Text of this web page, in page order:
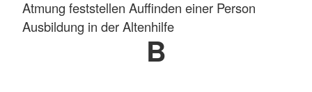
Atmung feststellen Auffinden einer Person
Ausbildung in der Altenhilfe
B